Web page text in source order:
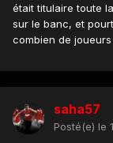
était titulaire toute
sur le banc, et
combien de
saha57
Posté(e) le